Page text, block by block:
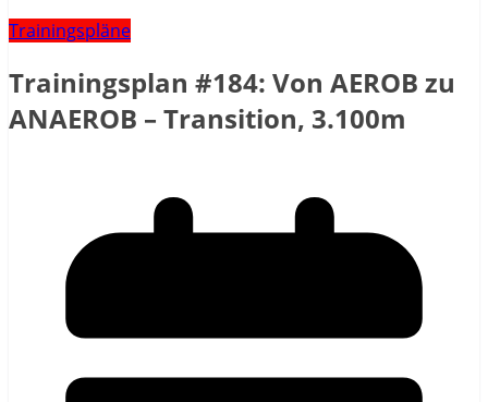
Trainingspläne
Trainingsplan #184: Von AEROB zu
ANAEROB – Transition, 3.100m